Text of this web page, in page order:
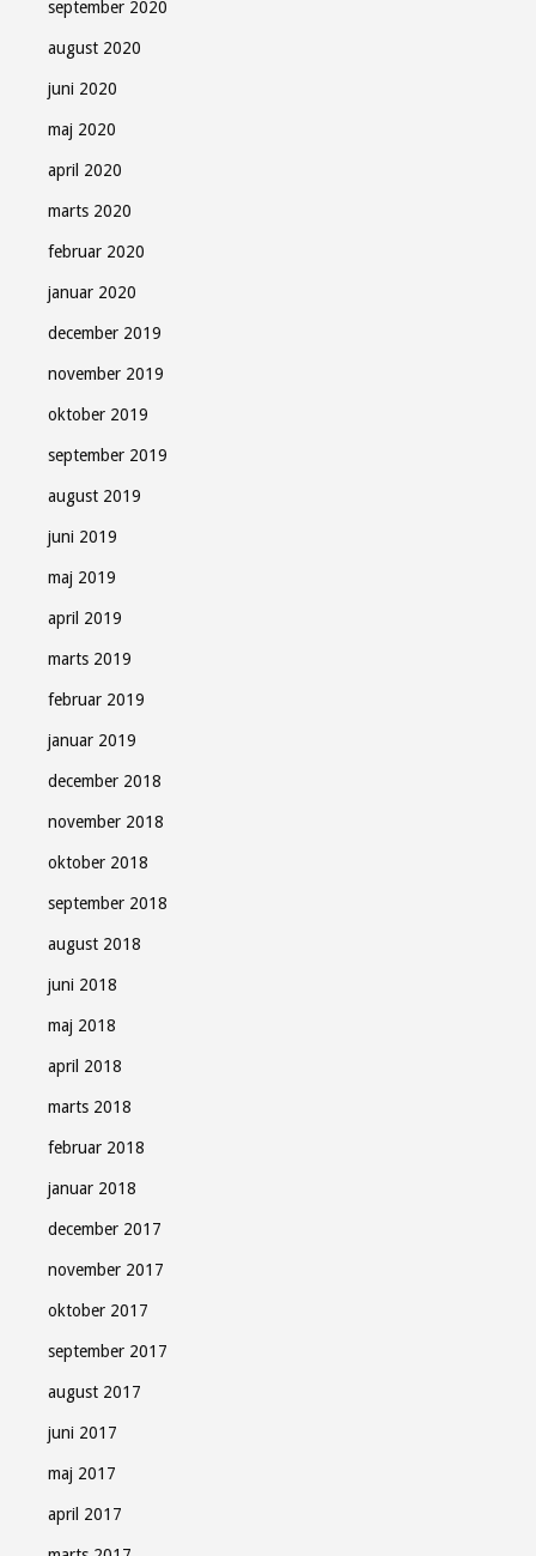
september 2020
august 2020
juni 2020
maj 2020
april 2020
marts 2020
februar 2020
januar 2020
december 2019
november 2019
oktober 2019
september 2019
august 2019
juni 2019
maj 2019
april 2019
marts 2019
februar 2019
januar 2019
december 2018
november 2018
oktober 2018
september 2018
august 2018
juni 2018
maj 2018
april 2018
marts 2018
februar 2018
januar 2018
december 2017
november 2017
oktober 2017
september 2017
august 2017
juni 2017
maj 2017
april 2017